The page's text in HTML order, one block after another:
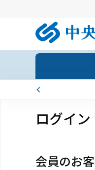
ログイン
会員のお